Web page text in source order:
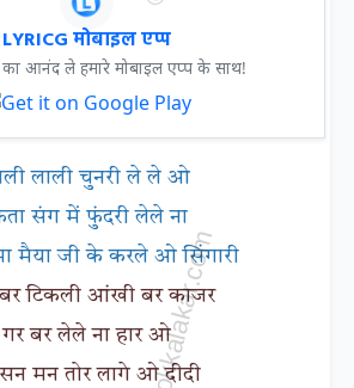
LYRICG मोबाइल एप्प
का आनंद ले हमारे मोबाइल एप्प के साथ!
लाली चुनरी ले ले ओ
संग में फुंदरी लेले ना
मैया जी के करले ओ सिंगारी
टिकली आंखी बर काजर
गर बर लेले ना हार ओ
मन तोर लागे ओ दीदी